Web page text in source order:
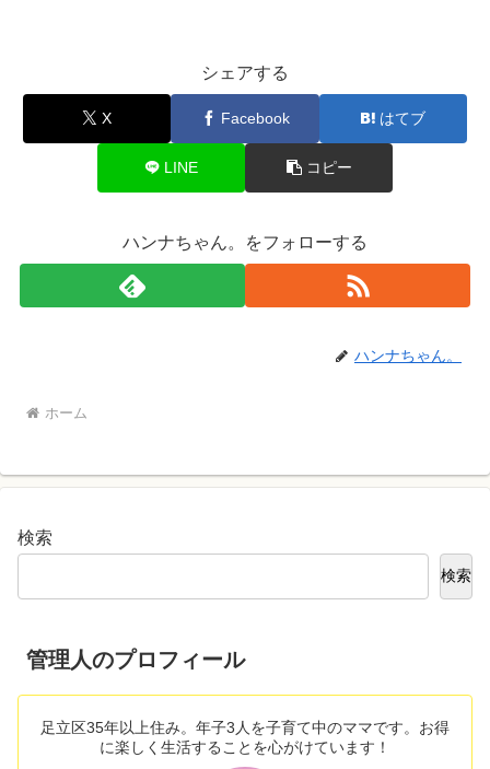
シェアする
X Facebook はてブ
LINE コピー
ハンナちゃん。をフォローする
ハンナちゃん。
ホーム
検索
検索
管理人のプロフィール
足立区35年以上住み。年子3人を子育て中のママです。お得
に楽しく生活することを心がけています！